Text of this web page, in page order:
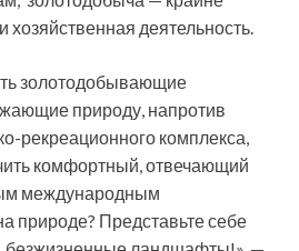
хозяйственная деятельность.
золотодобывающие
природу, напротив
рекреационного комплекса,
комфортный, отвечающий
международным
природе? Представьте себе